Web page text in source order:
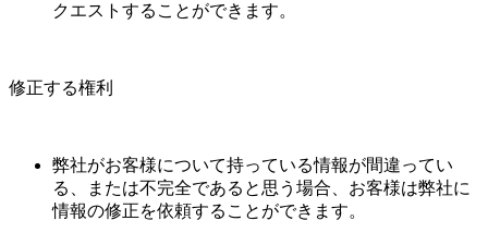
クエストすることができます。
修正する権利
弊社がお客様について持っている情報が間違ってい
る、または不完全であると思う場合、お客様は弊社に
情報の修正を依頼することができます。